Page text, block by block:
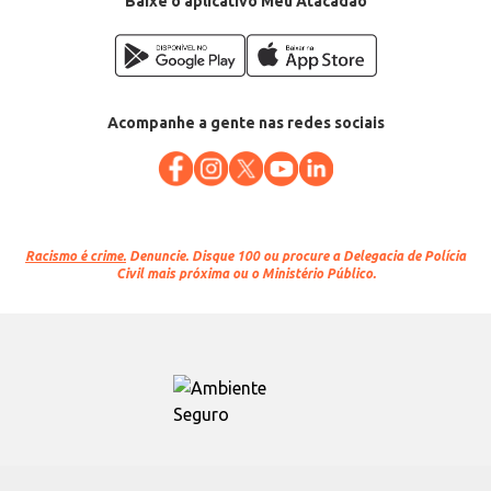
Acompanhe a gente nas redes sociais
Racismo é crime. Denuncie. Disque 100 ou procure a Delegacia de Polícia
Civil mais próxima ou o Ministério Público.